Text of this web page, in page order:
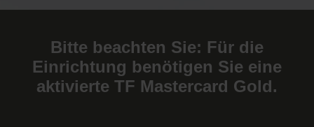
Bitte beachten Sie: Für die
Einrichtung benötigen Sie eine
aktivierte TF Mastercard Gold.